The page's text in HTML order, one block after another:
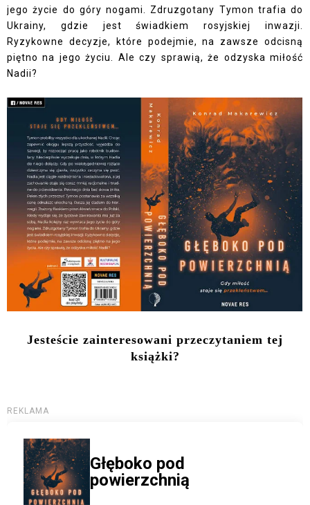
jego życie do góry nogami. Zdruzgotany Tymon trafia do
Ukrainy, gdzie jest świadkiem rosyjskiej inwazji.
Ryzykowne decyzje, które podejmie, na zawsze odcisną
piętno na jego życiu. Ale czy sprawią, że odzyska miłość
Nadii?
Jesteście zainteresowani przeczytaniem tej
książki?